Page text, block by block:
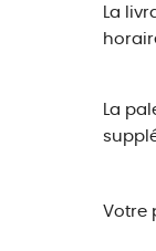
La
La
Votre